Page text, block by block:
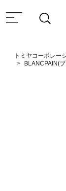
トミヤコーポレー
BLANCPAIN(